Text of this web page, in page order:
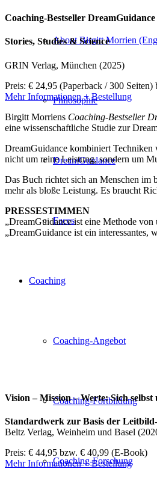
About Birgitt Morrien
Philosophie
DreamGuidance
Faces
Coaching
Coaching-Angebot
Coaching-Fortbildung
Coaching-Forschung
Coaching-Bestseller
Stories, Studies & Science
GRIN Verlag, München (2025)
Preis: € 24,95 (Paperback / 300
Mehr Informationen + Bestellung
Birgitt Morriens Coaching-Bestseller
eine wissenschaftliche Studie zur
DreamGuidance kombiniert Techniken
nicht um reine Leistung, sondern um
Das Buch richtet sich an Menschen im
mehr als bloße Leistung. Es braucht
PRESSESTIMMEN
„DreamGuidance ist eine Methode
„DreamGuidance ist ein
Vision – Mission – Werte: Sich
Standardwerk zur Basis der
Beltz Verlag, Weinheim und Basel
Preis: € 44,95 bzw. € 40,99 (E-Book)
Mehr Informationen + Bestellung